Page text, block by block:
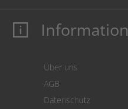
Mein Konto
Information
Über uns
AGB
Datenschutz